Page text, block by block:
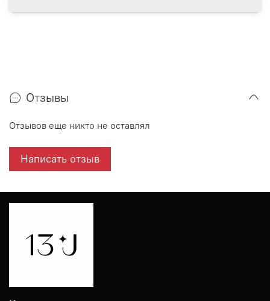
Отзывы
Отзывов еще никто не оставлял
Написать отзыв